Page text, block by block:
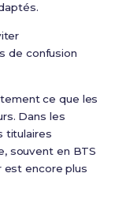
de confusion
ce que les
Dans les
titulaires
souvent en BTS
est encore plus